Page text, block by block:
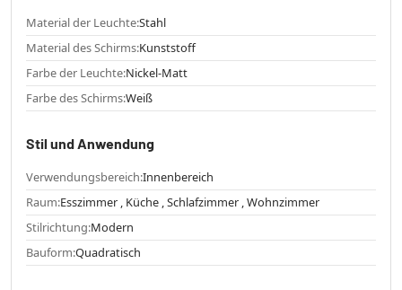
Material der Leuchte:Stahl
Material des Schirms:Kunststoff
Farbe der Leuchte:Nickel-Matt
Farbe des Schirms:Weiß
Stil und Anwendung
Verwendungsbereich:Innenbereich
Raum:Esszimmer , Küche , Schlafzimmer , Wohnzimmer
Stilrichtung:Modern
Bauform:Quadratisch